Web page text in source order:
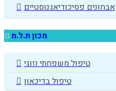
אבחונים פסיכודיאגנוסטיים
מכון ת.ל.מ
טיפול משפחתי וזוגי
טיפול בדיכאון